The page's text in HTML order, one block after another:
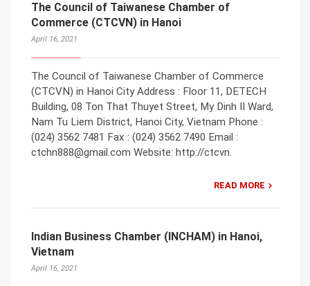
The Council of Taiwanese Chamber of
Commerce (CTCVN) in Hanoi
April 16, 2021
The Council of Taiwanese Chamber of Commerce
(CTCVN) in Hanoi City Address : Floor 11, DETECH
Building, 08 Ton That Thuyet Street, My Dinh II Ward,
Nam Tu Liem District, Hanoi City, Vietnam Phone :
(024) 3562 7481 Fax : (024) 3562 7490 Email :
ctchn888@gmail.com Website: http://ctcvn.
READ MORE
Indian Business Chamber (INCHAM) in Hanoi,
Vietnam
April 16, 2021